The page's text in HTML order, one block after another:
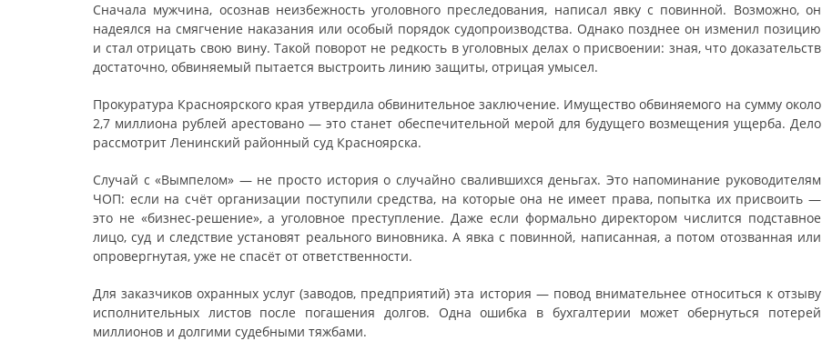
Сначала мужчина, осознав неизбежность уголовного преследования, написал явку с повинной. Возможно, он
надеялся на смягчение наказания или особый порядок судопроизводства. Однако позднее он изменил позицию
и стал отрицать свою вину. Такой поворот не редкость в уголовных делах о присвоении: зная, что доказательств
достаточно, обвиняемый пытается выстроить линию защиты, отрицая умысел.
Прокуратура Красноярского края утвердила обвинительное заключение. Имущество обвиняемого на сумму около
2,7 миллиона рублей арестовано — это станет обеспечительной мерой для будущего возмещения ущерба. Дело
рассмотрит Ленинский районный суд Красноярска.
Случай с «Вымпелом» — не просто история о случайно свалившихся деньгах. Это напоминание руководителям
ЧОП: если на счёт организации поступили средства, на которые она не имеет права, попытка их присвоить —
это не «бизнес-решение», а уголовное преступление. Даже если формально директором числится подставное
лицо, суд и следствие установят реального виновника. А явка с повинной, написанная, а потом отозванная или
опровергнутая, уже не спасёт от ответственности.
Для заказчиков охранных услуг (заводов, предприятий) эта история — повод внимательнее относиться к отзыву
исполнительных листов после погашения долгов. Одна ошибка в бухгалтерии может обернуться потерей
миллионов и долгими судебными тяжбами.